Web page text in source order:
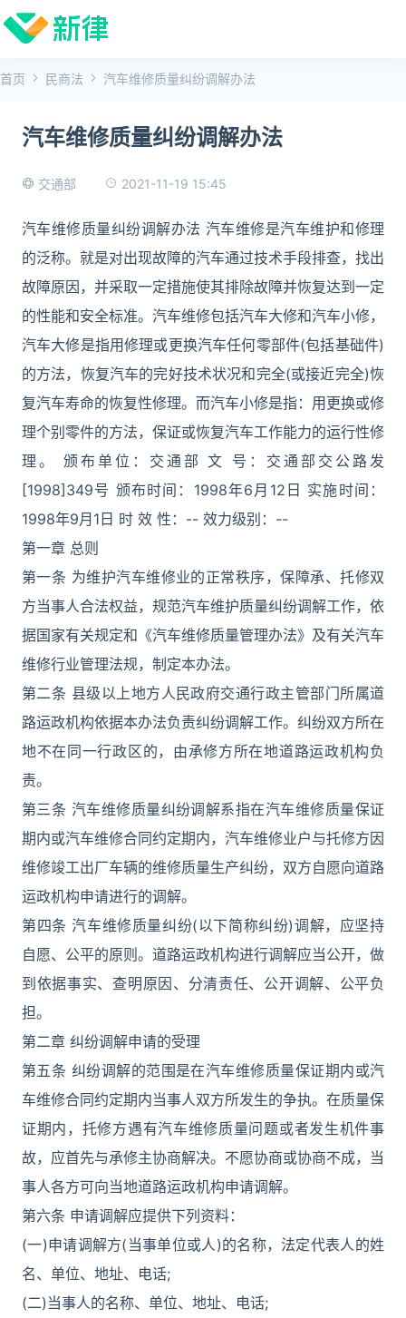
首页 民商法 汽车维修质量纠纷调解办法
汽车维修质量纠纷调解办法
交通部 2021-11-19 15:45
汽车维修质量纠纷调解办法 汽车维修是汽车维护和修理
的泛称。就是对出现故障的汽车通过技术手段排查，找出
故障原因，并采取一定措施使其排除故障并恢复达到一定
的性能和安全标准。汽车维修包括汽车大修和汽车小修，
汽车大修是指用修理或更换汽车任何零部件(包括基础件)
的方法，恢复汽车的完好技术状况和完全(或接近完全)恢
复汽车寿命的恢复性修理。而汽车小修是指：用更换或修
理个别零件的方法，保证或恢复汽车工作能力的运行性修
理。 颁布单位：交通部 文 号：交通部交公路发
[1998]349号 颁布时间：1998年6月12日 实施时间：
1998年9月1日 时 效 性：-- 效力级别：--
第一章 总则
第一条 为维护汽车维修业的正常秩序，保障承、托修双
方当事人合法权益，规范汽车维护质量纠纷调解工作，依
据国家有关规定和《汽车维修质量管理办法》及有关汽车
维修行业管理法规，制定本办法。
第二条 县级以上地方人民政府交通行政主管部门所属道
路运政机构依据本办法负责纠纷调解工作。纠纷双方所在
地不在同一行政区的，由承修方所在地道路运政机构负
责。
第三条 汽车维修质量纠纷调解系指在汽车维修质量保证
期内或汽车维修合同约定期内，汽车维修业户与托修方因
维修竣工出厂车辆的维修质量生产纠纷，双方自愿向道路
运政机构申请进行的调解。
第四条 汽车维修质量纠纷(以下简称纠纷)调解，应坚持
自愿、公平的原则。道路运政机构进行调解应当公开，做
到依据事实、查明原因、分清责任、公开调解、公平负
担。
第二章 纠纷调解申请的受理
第五条 纠纷调解的范围是在汽车维修质量保证期内或汽
车维修合同约定期内当事人双方所发生的争执。在质量保
证期内，托修方遇有汽车维修质量问题或者发生机件事
故，应首先与承修主协商解决。不愿协商或协商不成，当
事人各方可向当地道路运政机构申请调解。
第六条 申请调解应提供下列资料：
(一)申请调解方(当事单位或人)的名称，法定代表人的姓
名、单位、地址、电话;
(二)当事人的名称、单位、地址、电话;